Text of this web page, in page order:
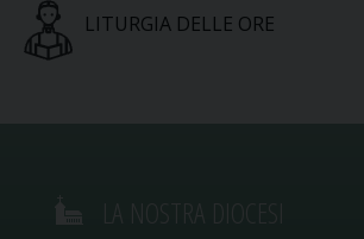
LITURGIA DELLE ORE